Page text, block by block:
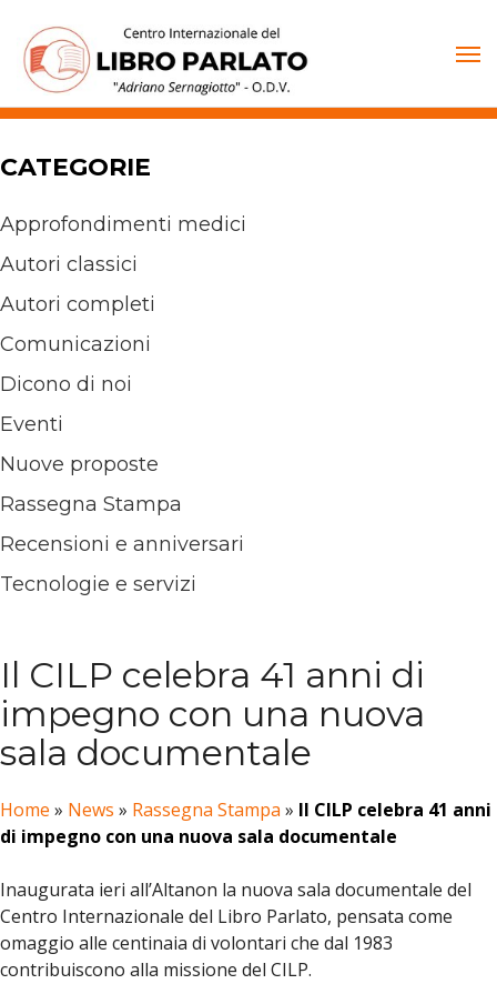
contenuto
CATEGORIE
Approfondimenti medici
Autori classici
Autori completi
Comunicazioni
Dicono di noi
Eventi
Nuove proposte
Rassegna Stampa
Recensioni e anniversari
Tecnologie e servizi
Il CILP celebra 41 anni di
impegno con una nuova
sala documentale
Home » News » Rassegna Stampa » Il CILP celebra 41 anni
di impegno con una nuova sala documentale
Inaugurata ieri all’Altanon la nuova sala documentale del
Centro Internazionale del Libro Parlato, pensata come
omaggio alle centinaia di volontari che dal 1983
contribuiscono alla missione del CILP.